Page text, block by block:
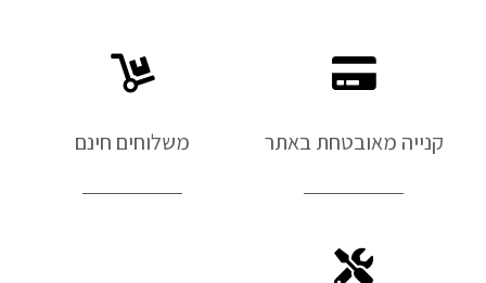
קנייה מאובטחת באתר משלוחים חינם